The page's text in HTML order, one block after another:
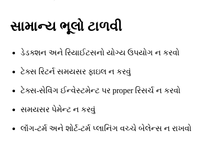
સામાન્ય ભૂલો ટાળવી
ડેડક્શન અને રિયાઈટસનો યોગ્ય ઉપયોગ ન કરવો
ટેક્સ રિટર્ન સમયસર ફાઇલ ન કરવું
ટેક્સ-સેવિંગ ઈન્વેસ્ટમેન્ટ પર proper રિસર્ચ ન કરવો
સમયસર પેમેન્ટ ન કરવું
લૉંગ-ટર્મ અને શોર્ટ-ટર્મ પ્લાનિંગ વચ્ચે બેલેન્સ ન રાખવો